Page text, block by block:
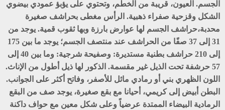
الجسم. العيون، قريبة من الخطم، وتحتوي على يؤبؤ عمودي بيضوي
الشكل وقزحية صفراء ذهبية. الرأس مغطى بحراشف صغيرة
محدبة،حراشف الجسم لها عوارض بارزة وبها ثقوب قمية. يوجد من
31 إلى 37 صفًا من الحراشف عند منتصف الجسم؛ يوجد ما بين 175
إلى 210 حراشف بطنية مستديرة: وصفيحة شرجية: وما بين 40 إلى
57 حرشفة تحت الذيل غير مقسمة. الذكور لها ذيل أطول من الإناث.
اللون الظهري بني أو رمادي مائل للأصفر، وفاتح أكثر على الجوانب.
البطن أبيض إلى كريمي، أحيانا مع بقع صغيرة، يوجد صف من البقع
الرمادية البيضاء الممتدة عرضياً وعلى شكل معين مع حواف داكنة